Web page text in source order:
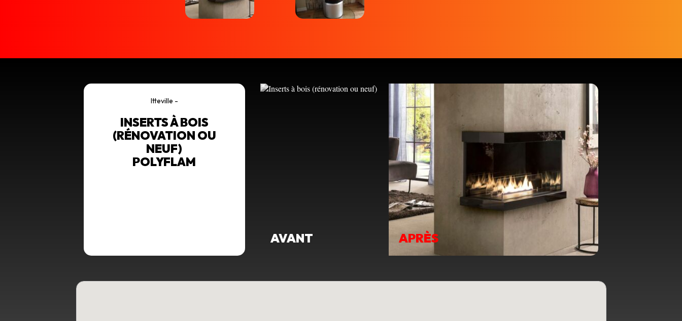
Itteville -
INSERTS À BOIS
(RÉNOVATION OU
NEUF)
POLYFLAM
AVANT APRÈS